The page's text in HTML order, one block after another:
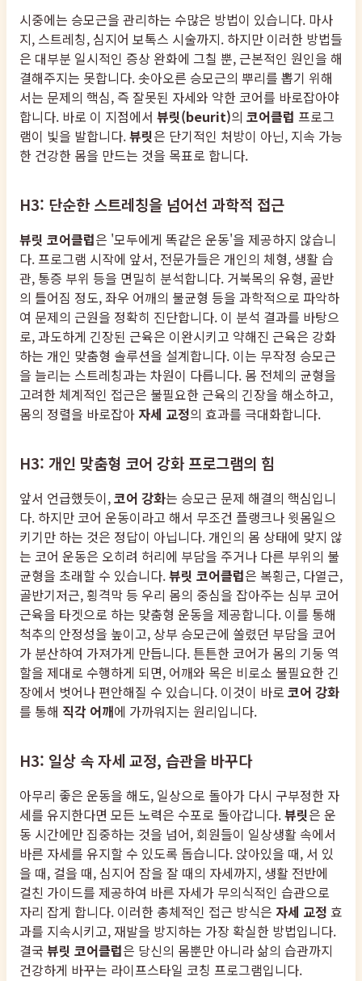
시중에는 승모근을 관리하는 수많은 방법이 있습니다. 마사
지, 스트레칭, 심지어 보톡스 시술까지. 하지만 이러한 방법들
은 대부분 일시적인 증상 완화에 그칠 뿐, 근본적인 원인을 해
결해주지는 못합니다. 솟아오른 승모근의 뿌리를 뽑기 위해
서는 문제의 핵심, 즉 잘못된 자세와 약한 코어를 바로잡아야
합니다. 바로 이 지점에서 뷰릿(beurit)의 코어클럽 프로그
램이 빛을 발합니다.뷰릿은 단기적인 처방이 아닌, 지속 가능
한 건강한 몸을 만드는 것을 목표로 합니다.
H3: 단순한 스트레칭을 넘어선 과학적 접근
뷰릿 코어클럽은 '모두에게 똑같은 운동'을 제공하지 않습니
다. 프로그램 시작에 앞서, 전문가들은 개인의 체형, 생활 습
관, 통증 부위 등을 면밀히 분석합니다. 거북목의 유형, 골반
의 틀어짐 정도, 좌우 어깨의 불균형 등을 과학적으로 파악하
여 문제의 근원을 정확히 진단합니다. 이 분석 결과를 바탕으
로, 과도하게 긴장된 근육은 이완시키고 약해진 근육은 강화
하는 개인 맞춤형 솔루션을 설계합니다. 이는 무작정 승모근
을 늘리는 스트레칭과는 차원이 다릅니다. 몸 전체의 균형을
고려한 체계적인 접근은 불필요한 근육의 긴장을 해소하고,
몸의 정렬을 바로잡아 자세 교정의 효과를 극대화합니다.
H3: 개인 맞춤형 코어 강화 프로그램의 힘
앞서 언급했듯이,코어 강화는 승모근 문제 해결의 핵심입니
다. 하지만 코어 운동이라고 해서 무조건 플랭크나 윗몸일으
키기만 하는 것은 정답이 아닙니다. 개인의 몸 상태에 맞지 않
는 코어 운동은 오히려 허리에 부담을 주거나 다른 부위의 불
균형을 초래할 수 있습니다.뷰릿 코어클럽은 복횡근, 다열근,
골반기저근, 횡격막 등 우리 몸의 중심을 잡아주는 심부 코어
근육을 타겟으로 하는 맞춤형 운동을 제공합니다. 이를 통해
척추의 안정성을 높이고, 상부 승모근에 쏠렸던 부담을 코어
가 분산하여 가져가게 만듭니다. 튼튼한 코어가 몸의 기둥 역
할을 제대로 수행하게 되면, 어깨와 목은 비로소 불필요한 긴
장에서 벗어나 편안해질 수 있습니다. 이것이 바로 코어 강화
를 통해 직각 어깨에 가까워지는 원리입니다.
H3: 일상 속 자세 교정, 습관을 바꾸다
아무리 좋은 운동을 해도, 일상으로 돌아가 다시 구부정한 자
세를 유지한다면 모든 노력은 수포로 돌아갑니다.뷰릿은 운
동 시간에만 집중하는 것을 넘어, 회원들이 일상생활 속에서
바른 자세를 유지할 수 있도록 돕습니다. 앉아있을 때, 서 있
을 때, 걸을 때, 심지어 잠을 잘 때의 자세까지, 생활 전반에
걸친 가이드를 제공하여 바른 자세가 무의식적인 습관으로
자리 잡게 합니다. 이러한 총체적인 접근 방식은 자세 교정 효
과를 지속시키고, 재발을 방지하는 가장 확실한 방법입니다.
결국 뷰릿 코어클럽은 당신의 몸뿐만 아니라 삶의 습관까지
건강하게 바꾸는 라이프스타일 코칭 프로그램입니다.